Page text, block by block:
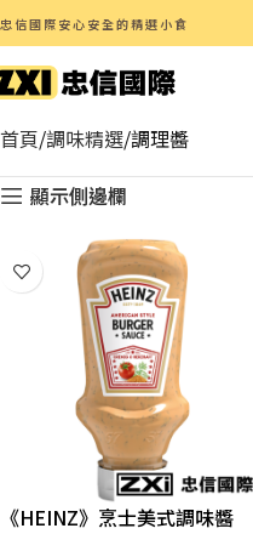
忠信國際安心安全的精選小食
首頁 調味精選 調理醬
顯示側邊欄
《HEINZ》烹士美式調味醬